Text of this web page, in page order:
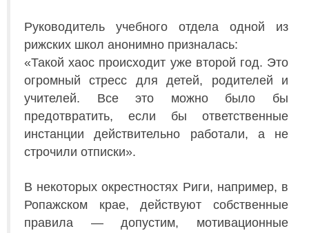
Руководитель учебного отдела одной из
рижских школ анонимно призналась:
«Такой хаос происходит уже второй год. Это
огромный стресс для детей, родителей и
учителей. Все это можно было бы
предотвратить, если бы ответственные
инстанции действительно работали, а не
строчили отписки».
В некоторых окрестностях Риги, например, в
Ропажском крае, действуют собственные
правила — допустим, мотивационные